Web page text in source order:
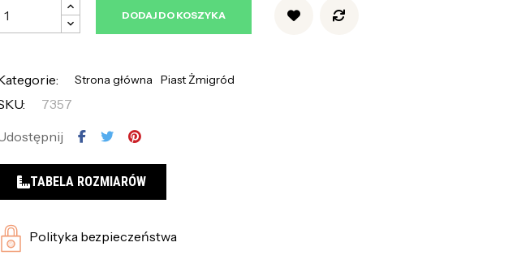
DODAJ DO KOSZYKA
Strona główna Piast Żmigród
7357
TABELA ROZMIARÓW
Polityka bezpieczeństwa